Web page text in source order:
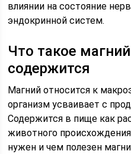
влиянии на состояние
эндокринной систем.
Что такое
содержится
Магний относится к
организм усваивает с
Содержится в пище как
животного
нужен и чем полезен